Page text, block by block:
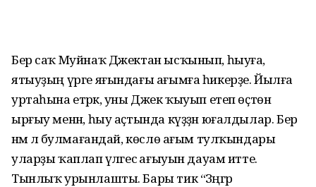
Бер саҡ Муйнаҡ Джектан ысҡынып, һыуға,
ятыуҙың үрге яғындағы ағымға һикерҙе. Йылға
уртаһына етәрәк, уны Джек ҡыуып етеп өҫтөнә
ырғыу менән, һыу аҫтында күҙҙән юғалдылар. Бер
нәмә лә булмағандай, көслө ағым тулҡындары
уларҙы ҡаплап әүәлгесә ағыуын дауам итте.
Тынлыҡ урынлашты. Бары тик “Зәңгәр